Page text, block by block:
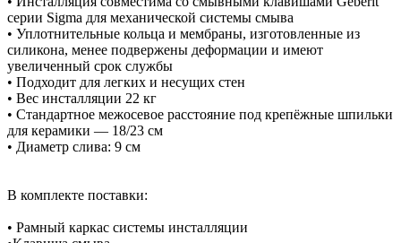
серии Sigma для механической системы смыва
• Уплотнительные кольца и мембраны, изготовленные из
силикона, менее подвержены деформации и имеют
увеличенный срок службы
• Подходит для легких и несущих стен
• Вес инсталляции 22 кг
• Стандартное межосевое расстояние под крепёжные шпильки
для керамики — 18/23 см
• Диаметр слива: 9 см
В комплекте поставки:
• Рамный каркас системы инсталляции